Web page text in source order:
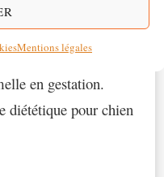
Mentions légales
aux
de 2 mois
en gestation.
diététique pour chien